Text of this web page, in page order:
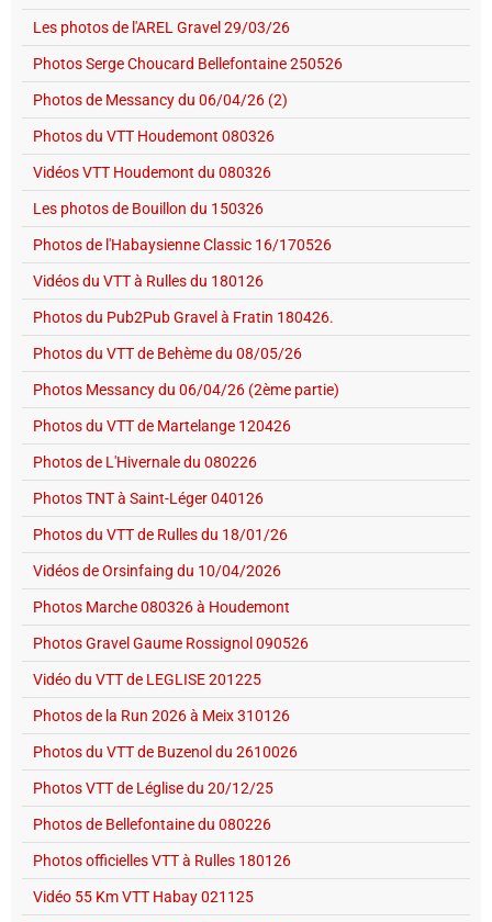
Les photos de l'AREL Gravel 29/03/26
Photos Serge Choucard Bellefontaine 250526
Photos de Messancy du 06/04/26 (2)
Photos du VTT Houdemont 080326
Vidéos VTT Houdemont du 080326
Les photos de Bouillon du 150326
Photos de l'Habaysienne Classic 16/170526
Vidéos du VTT à Rulles du 180126
Photos du Pub2Pub Gravel à Fratin 180426.
Photos du VTT de Behème du 08/05/26
Photos Messancy du 06/04/26 (2ème partie)
Photos du VTT de Martelange 120426
Photos de L'Hivernale du 080226
Photos TNT à Saint-Léger 040126
Photos du VTT de Rulles du 18/01/26
Vidéos de Orsinfaing du 10/04/2026
Photos Marche 080326 à Houdemont
Photos Gravel Gaume Rossignol 090526
Vidéo du VTT de LEGLISE 201225
Photos de la Run 2026 à Meix 310126
Photos du VTT de Buzenol du 2610026
Photos VTT de Léglise du 20/12/25
Photos de Bellefontaine du 080226
Photos officielles VTT à Rulles 180126
Vidéo 55 Km VTT Habay 021125